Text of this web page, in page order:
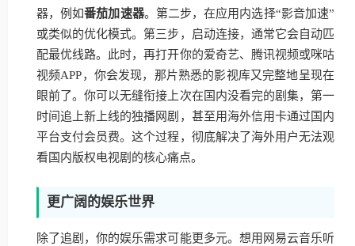
器，例如番茄加速器。第二步，在应用内选择“影音加速”
或类似的优化模式。第三步，启动连接，通常它会自动匹
配最优线路。此时，再打开你的爱奇艺、腾讯视频或咪咕
视频APP，你会发现，那片熟悉的影视库又完整地呈现在
眼前了。你可以无缝衔接上次在国内没看完的剧集，第一
时间追上新上线的独播网剧，甚至用海外信用卡通过国内
平台支付会员费。这个过程，彻底解决了海外用户无法观
看国内版权电视剧的核心痛点。
更广阔的娱乐世界
除了追剧，你的娱乐需求可能更多元。想用网易云音乐听